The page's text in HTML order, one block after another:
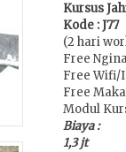
Kursus
Kode : J77
(2 hari
Free
Free
Free
Modul
Biaya :
1,3 jt